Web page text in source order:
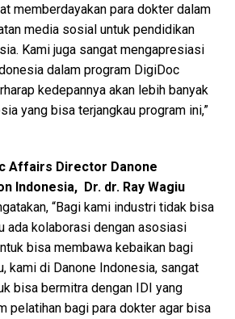
memberdayakan para dokter dalam
media sosial untuk pendidikan
Kami juga sangat mengapresiasi
dalam program DigiDoc
kedepannya akan lebih banyak
yang bisa terjangkau program ini,”
Affairs Director Danone
Indonesia, Dr. dr. Ray Wagiu
“Bagi kami industri tidak bisa
ada kolaborasi dengan asosiasi
bisa membawa kebaikan bagi
kami di Danone Indonesia, sangat
bisa bermitra dengan IDI yang
pelatihan bagi para dokter agar bisa